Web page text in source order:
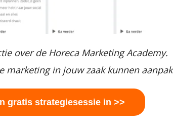
over de Horeca Marketing Academy.
marketing in jouw zaak kunnen
gratis strategiesessie in >>